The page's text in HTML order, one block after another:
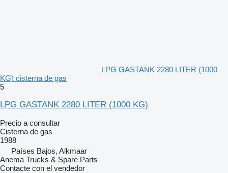
LPG GASTANK 2280 LITER (1000
KG) cisterna de gas
5
LPG GASTANK 2280 LITER (1000 KG)
Precio a consultar
Cisterna de gas
1988
Países Bajos, Alkmaar
Anema Trucks & Spare Parts
Contacte con el vendedor